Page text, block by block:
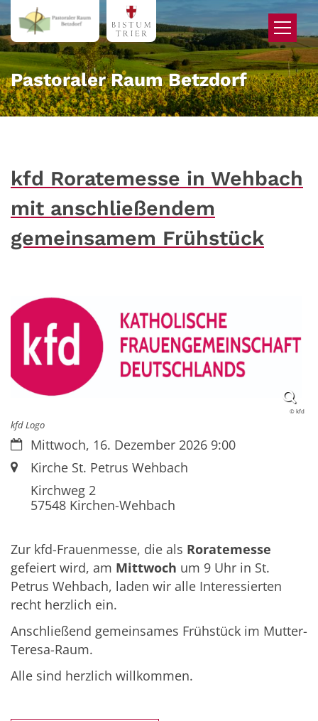
Zum Inhalt springen
Pastoraler Raum Betzdorf
kfd Roratemesse in Wehbach
mit anschließendem
gemeinsamem Frühstück
© kfd
kfd Logo
Datum:Mittwoch, 16. Dezember 2026 9:00
Ort:Kirche St. Petrus Wehbach
Kirchweg 2
57548Kirchen-Wehbach
Zur kfd-Frauenmesse, die als Roratemesse
gefeiert wird, am Mittwoch um 9 Uhr in St.
Petrus Wehbach, laden wir alle Interessierten
recht herzlich ein.
Anschließend gemeinsames Frühstück im Mutter-
Teresa-Raum.
Alle sind herzlich willkommen.